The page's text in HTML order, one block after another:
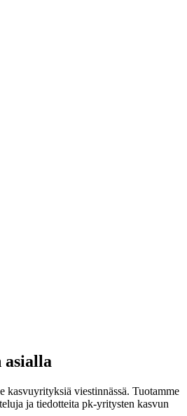
asialla
kasvuyrityksiä viestinnässä. Tuotamme
ja tiedotteita pk-yritysten kasvun